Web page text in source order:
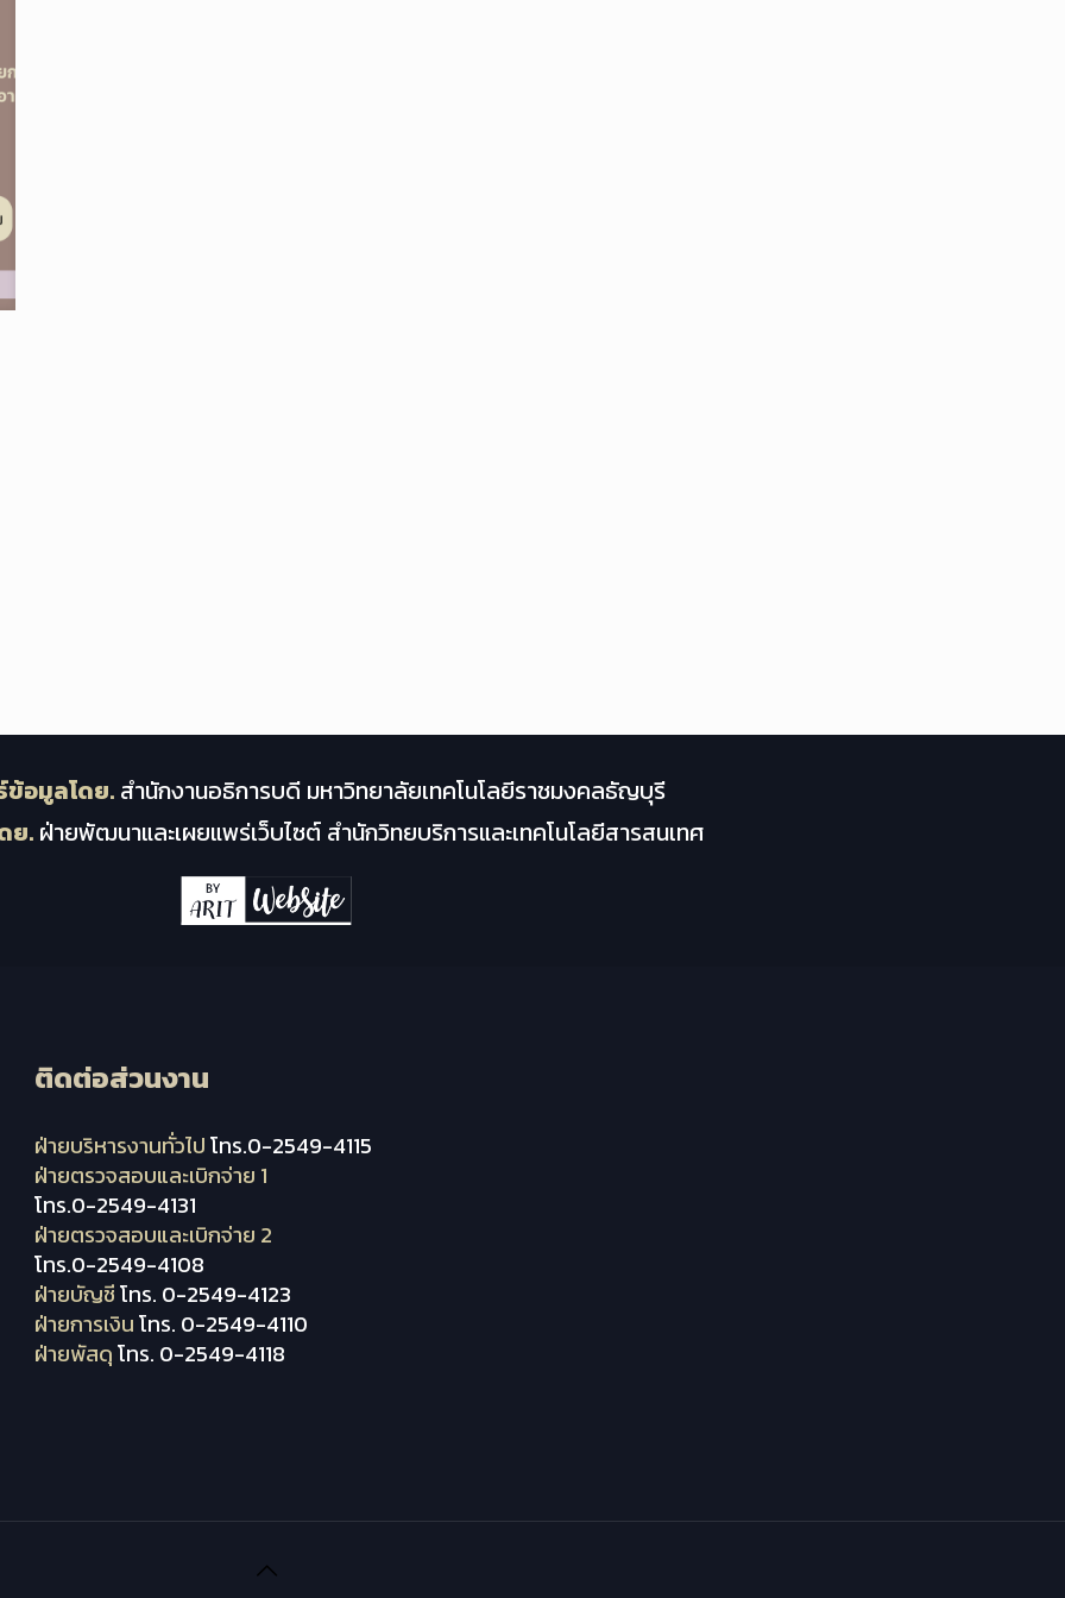
อมูลโดย. สำนักงานอธิการบดี มหาวิทยาลัยเทคโนโลยีราชมงคลธัญบุรี
ย.ฝ่ายพัฒนาและเผยแพร่เว็บไซต์ สำนักวิทยบริการและเทคโนโลยีสารสนเทศ
ติดต่อส่วนงาน
ฝ่ายบริหารงานทั่วไปโทร.0-2549-4115
ฝ่ายตรวจสอบและเบิกจ่าย 1
โทร.0-2549-4131
ฝ่ายตรวจสอบและเบิกจ่าย 2
โทร.0-2549-4108
ฝ่ายบัญชีโทร. 0-2549-4123
ฝ่ายการเงินโทร. 0-2549-4110
ฝ่ายพัสดุโทร. 0-2549-4118